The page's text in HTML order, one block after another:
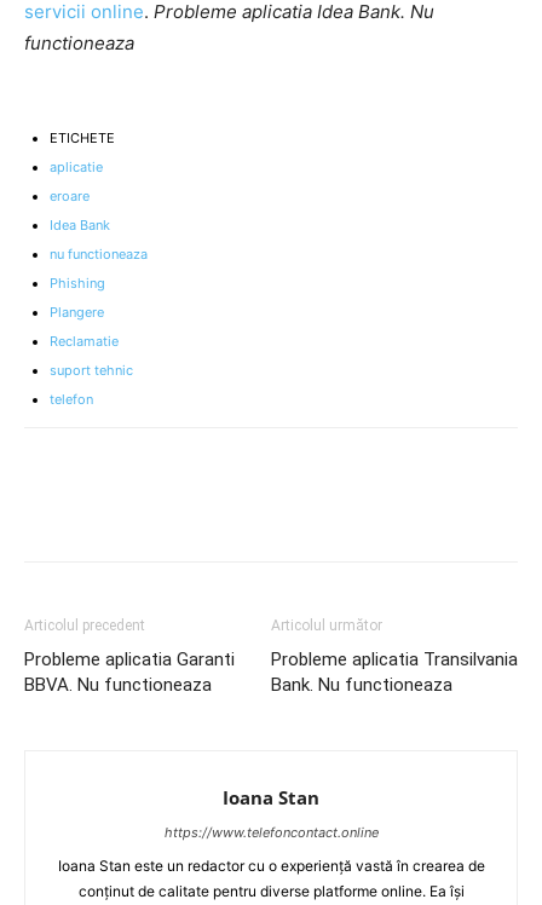
servicii online. Probleme aplicatia Idea Bank. Nu
functioneaza
ETICHETE
aplicatie
eroare
Idea Bank
nu functioneaza
Phishing
Plangere
Reclamatie
suport tehnic
telefon
Articolul precedent
Probleme aplicatia Garanti
BBVA. Nu functioneaza
Articolul următor
Probleme aplicatia Transilvania
Bank. Nu functioneaza
Ioana Stan
https://www.telefoncontact.online
Ioana Stan este un redactor cu o experiență vastă în crearea de
conținut de calitate pentru diverse platforme online. Ea își